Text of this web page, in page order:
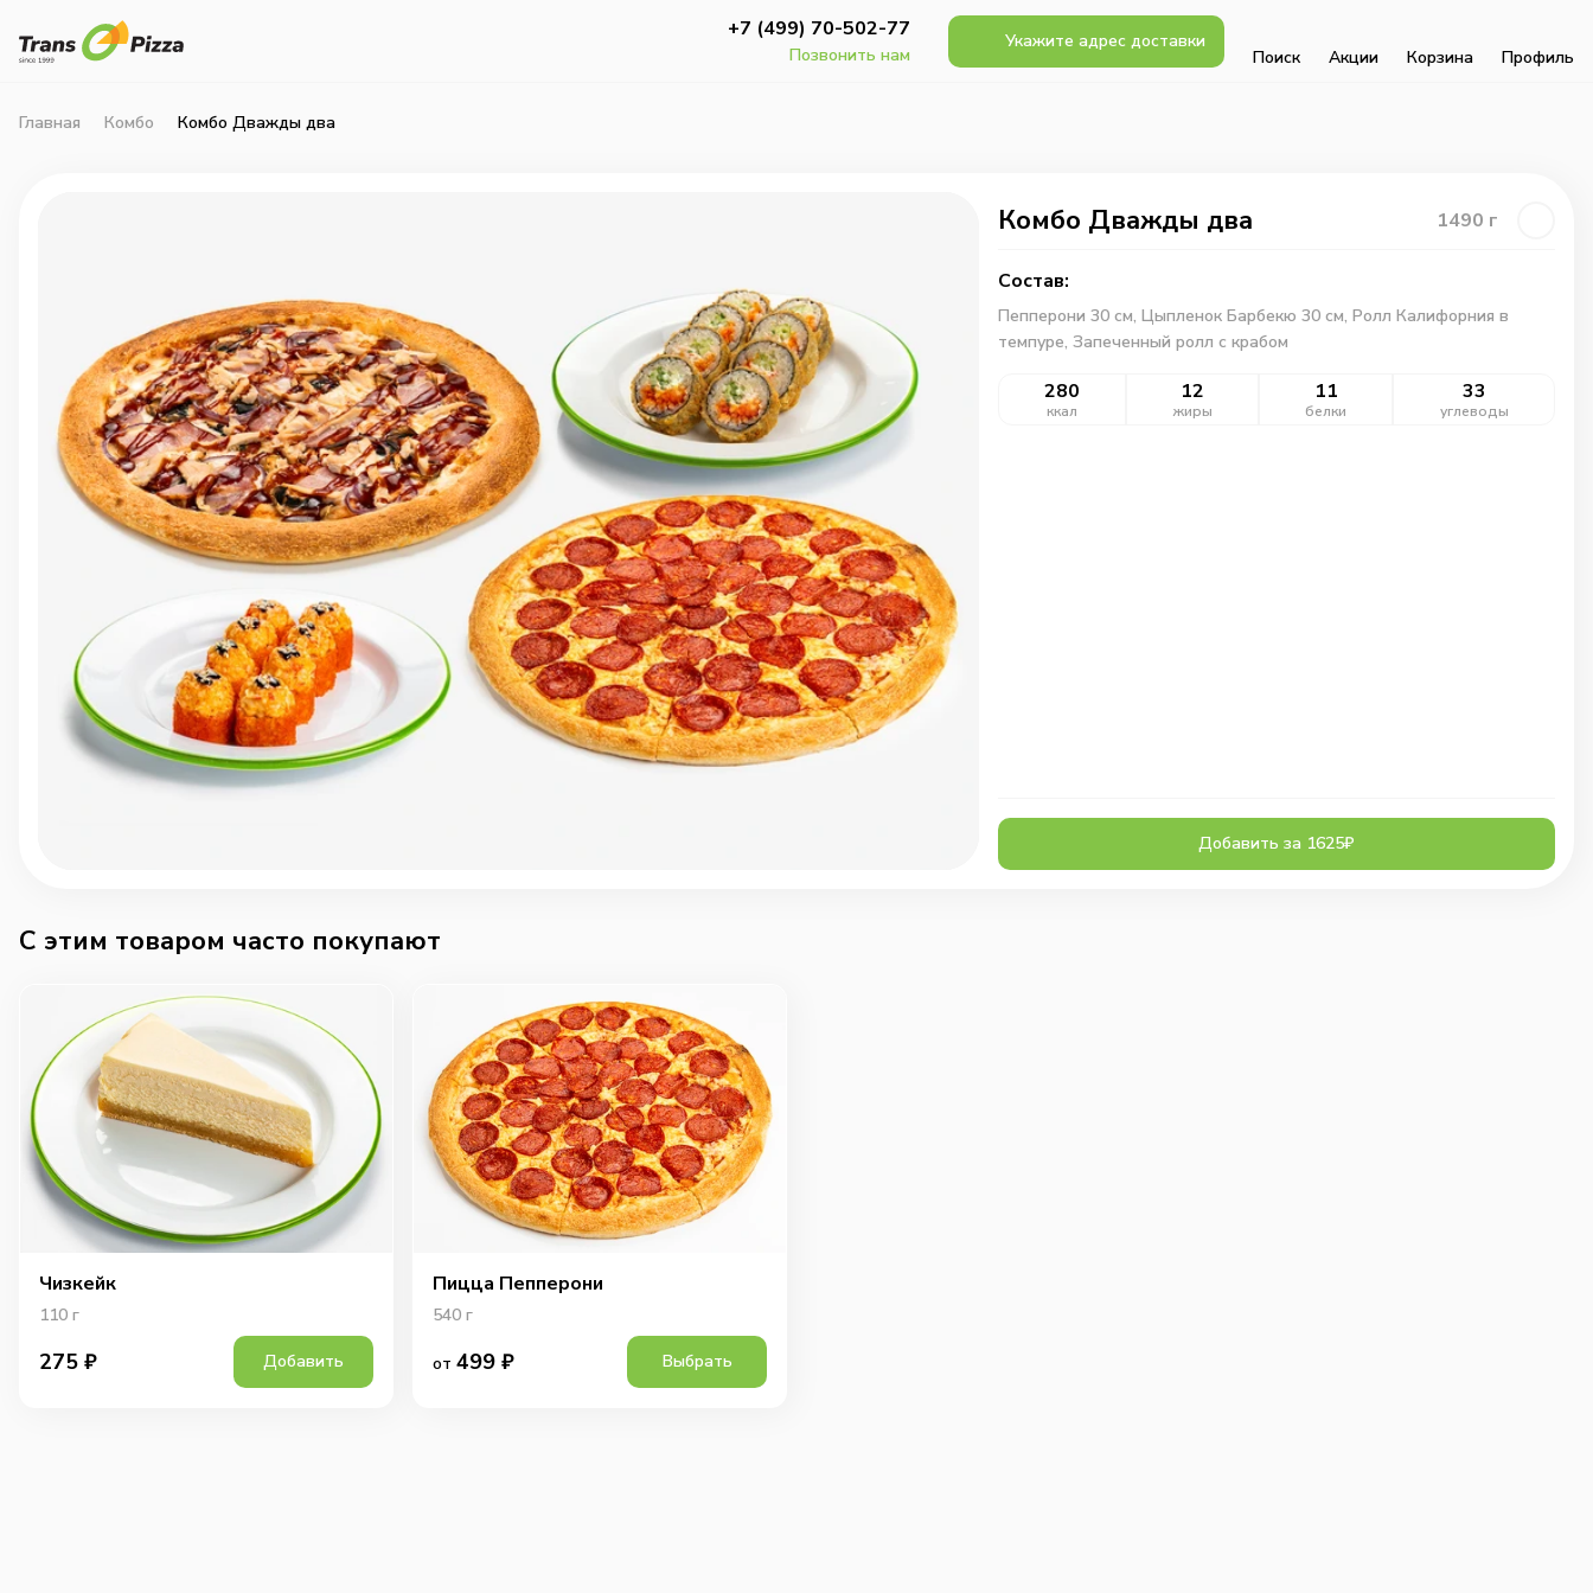
+7 (499) 70-502-77
Позвонить нам
Укажите адрес доставки
Поиск Акции Корзина Профиль
Главная Комбо Комбо Дважды два
Комбо Дважды два 1490 г
Состав:
Пепперони 30 см, Цыпленок Барбекю 30 см, Ролл Калифорния в
темпуре, Запеченный ролл с крабом
280
ккал
12
жиры
11
белки
33
углеводы
Добавить за 1625₽
C этим товаром часто покупают
Чизкейк
110 г
275 ₽ Добавить
Пицца Пепперони
540 г
от 499 ₽ Выбрать